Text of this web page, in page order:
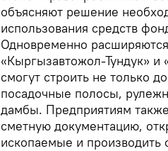
объясняют решение
использования средств
Одновременно
«Кыргызавтожол-Тундук» и
смогут строить не только
посадочные полосы,
дамбы. Предприятиям
сметную документацию,
ископаемые и производить